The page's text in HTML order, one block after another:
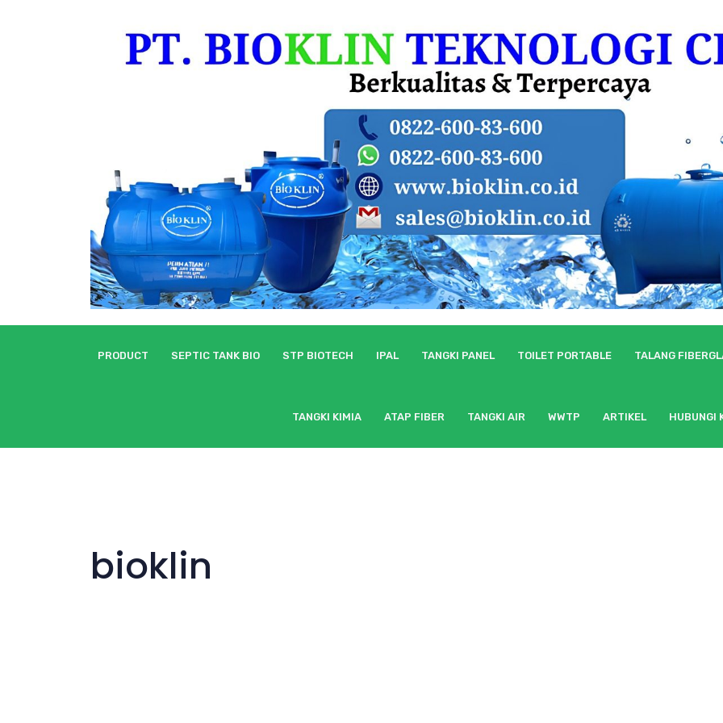
PRODUCT SEPTIC TANK BIO STP BIOTECH IPAL TANGKI PANEL TOILET PORTABLE TALANG
TANGKI KIMIA ATAP FIBER TANGKI AIR WWTP ARTIKEL HUBUNGI
bioklin